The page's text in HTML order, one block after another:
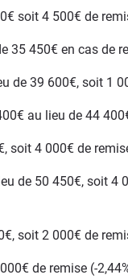
soit 4 500€ de
35 450€ en cas de
de 39 600€, soit 1
au lieu de 44
soit 4 000€ de
de 50 450€, soit 4
soit 2 000€ de
de remise (-